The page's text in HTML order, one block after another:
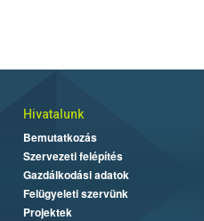
Hivatalunk
Bemutatkozás
Szervezeti felépítés
Gazdálkodási adatok
Felügyeleti szervünk
Projektek